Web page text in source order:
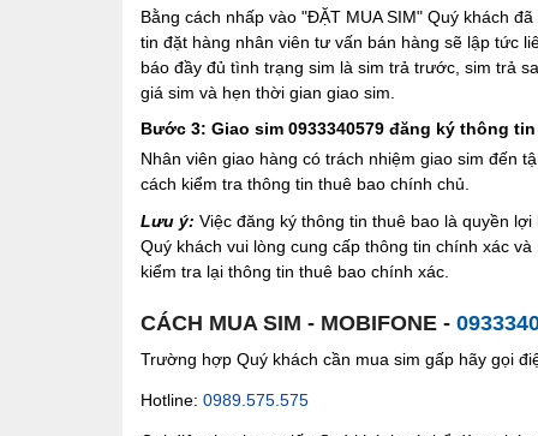
Bằng cách nhấp vào "ĐẶT MUA SIM" Quý khách
tin đặt hàng nhân viên tư vấn bán hàng sẽ lập tức
báo đầy đủ tình trạng sim là sim trả trước, sim trả
giá sim và hẹn thời gian giao sim.
Bước 3: Giao sim 0933340579 đăng ký thông
Nhân viên giao hàng có trách nhiệm giao sim đến
cách kiểm tra thông tin thuê bao chính chủ.
Lưu ý: Việc đăng ký thông tin thuê bao là quyền
Quý khách vui lòng cung cấp thông tin chính xác
kiểm tra lại thông tin thuê bao chính xác.
CÁCH MUA SIM - MOBIFONE -
Trường hợp Quý khách cần mua sim gấp hãy gọi
Hotline: 0989.575.575